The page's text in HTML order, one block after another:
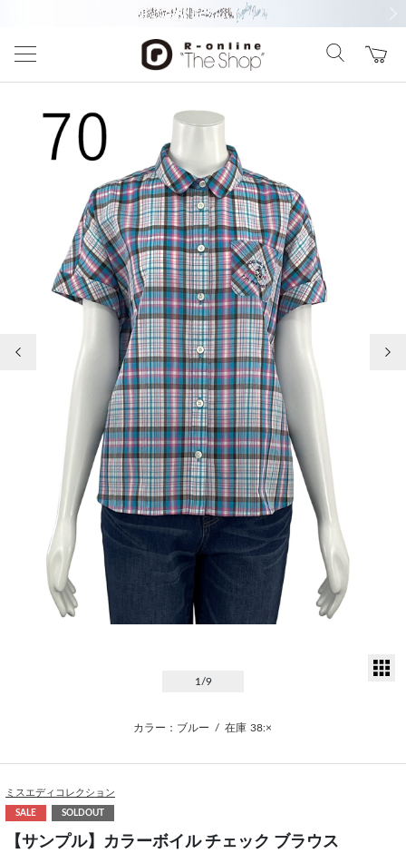
1 /9
カラー：ブルー / 在庫 38:×
ミスエディコレクション
SALE SOLDOUT
【サンプル】カラーボイル チェック ブラウス